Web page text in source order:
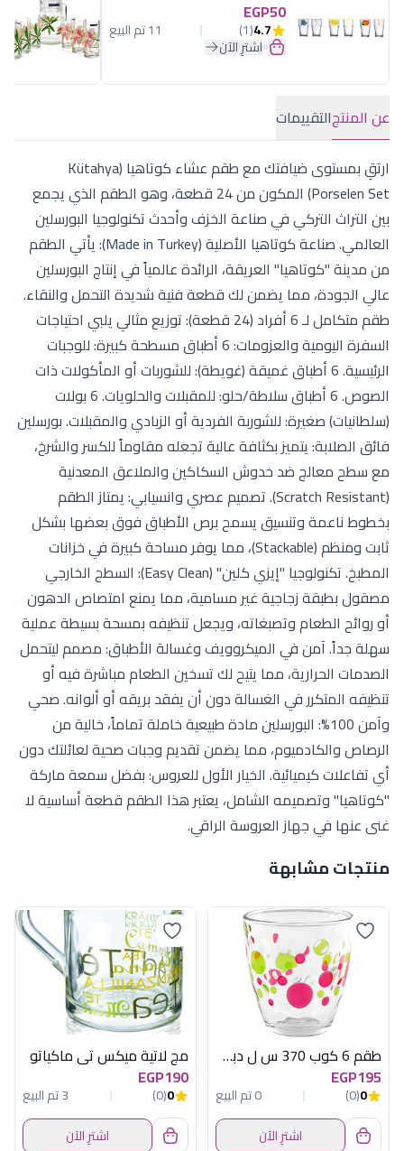
EGP50
4.7
(1) 11 تم البيع
اشترِ الآن
عن المنتجالتقييمات
ارتقِ بمستوى ضيافتك مع طقم عشاء كوتاهيا (Kütahya
Porselen Set) المكون من 24 قطعة، وهو الطقم الذي يجمع
بين التراث التركي في صناعة الخزف وأحدث تكنولوجيا البورسلين
العالمي. صناعة كوتاهيا الأصلية (Made in Turkey): يأتي الطقم
من مدينة "كوتاهيا" العريقة، الرائدة عالمياً في إنتاج البورسلين
عالي الجودة، مما يضمن لك قطعة فنية شديدة التحمل والنقاء.
طقم متكامل لـ 6 أفراد (24 قطعة): توزيع مثالي يلبي احتياجات
السفرة اليومية والعزومات: 6 أطباق مسطحة كبيرة: للوجبات
الرئيسية. 6 أطباق غميقة (غويطة): للشوربات أو المأكولات ذات
الصوص. 6 أطباق سلاطة/حلو: للمقبلات والحلويات. 6 بولات
(سلطانيات) صغيرة: للشوربة الفردية أو الزبادي والمقبلات. بورسلين
فائق الصلابة: يتميز بكثافة عالية تجعله مقاوماً للكسر والشرخ،
مع سطح معالج ضد خدوش السكاكين والملاعق المعدنية
(Scratch Resistant). تصميم عصري وانسيابي: يمتاز الطقم
بخطوط ناعمة وتنسيق يسمح برص الأطباق فوق بعضها بشكل
ثابت ومنظم (Stackable)، مما يوفر مساحة كبيرة في خزانات
المطبخ. تكنولوجيا "إيزي كلين" (Easy Clean): السطح الخارجي
مصقول بطبقة زجاجية غير مسامية، مما يمنع امتصاص الدهون
أو روائح الطعام وتصبغاته، ويجعل تنظيفه بمسحة بسيطة عملية
سهلة جداً. آمن في الميكروويف وغسالة الأطباق: مصمم ليتحمل
الصدمات الحرارية، مما يتيح لك تسخين الطعام مباشرة فيه أو
تنظيفه المتكرر في الغسالة دون أن يفقد بريقه أو ألوانه. صحي
وآمن 100%: البورسلين مادة طبيعية خاملة تماماً، خالية من
الرصاص والكادميوم، مما يضمن تقديم وجبات صحية لعائلتك دون
أي تفاعلات كيميائية. الخيار الأول للعروس: بفضل سمعة ماركة
"كوتاهيا" وتصميمه الشامل، يعتبر هذا الطقم قطعة أساسية لا
غنى عنها في جهاز العروسة الراقي.
منتجات مشابهة
طقم 6 كوب 370 س ل دبل اكوا اولد فاشون
EGP195
0
(0)
0 تم البيع
اشترِ الآن
مج لاتية ميكس تى ماكياتو
EGP190
0
(0)
3 تم البيع
اشترِ الآن